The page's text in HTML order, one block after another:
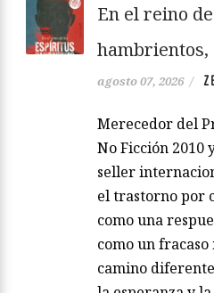
En el reino
hambrientos,
agosto 07, 2026 /
Merecedor del
No Ficción 2010
seller
el trastorno por
como una
como un
camino